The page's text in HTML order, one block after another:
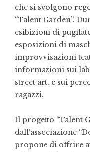
che si svolgono
“Talent Garden”.
esibizioni di
esposizioni di
improvvisazioni
informazioni sui
street art, e sui
ragazzi.
Il progetto “Talent
dall’associazione
propone di offrire